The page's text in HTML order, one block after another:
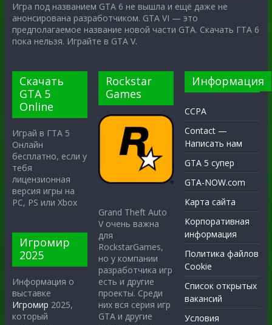
Игра под названием GTA 6 не вышла и ещё даже не
анонсирована разработчиком. GTA VI — это
предполагаемое название новой части GTA. Скачать ГТА 6
пока нельзя. Играйте в GTA V.
Скачать
GTA 5
Online
Играй в ГТА 5
Онлайн
бесплатно, если у
тебя
лицензионная
версия игры на
PC, PS или Xbox
Игромир
2025
Информация о
выставке
Игромир 2025,
который
Rockstar
Games
Grand Theft Auto
V очень важна
для
RockstarGames,
но у компании
разработчика игр
есть и другие
проекты. Среди
них вся серия игр
GTA и другие
Информация
CCPA
Contact —
Написать нам
GTA 5 супер
GTA-NOW.com
Карта сайта
Корпоративная
информация
Политика файлов
Cookie
Список открытых
вакансий
Условия